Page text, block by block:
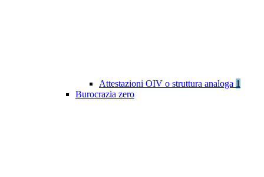
Attestazioni OIV o struttura analoga 1
Burocrazia zero